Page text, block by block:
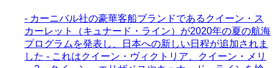
- カーニバル社の豪華客船ブランドであるクイーン・ス
カーレット（キュナード・ライン）が2020年の夏の航海
プログラムを発表し、日本への新しい日程が追加されま
した - これはクイーン・ヴィクトリア、クイーン・メリ